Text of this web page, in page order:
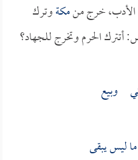
الأدب، خرج منمكةوترك
أتترك الحرم وتخرج للجهاد؟
وبيع
ليس يبقى